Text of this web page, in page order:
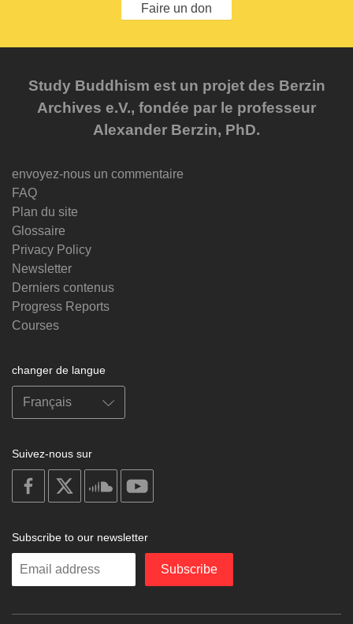
Faire un don
Study Buddhism est un projet des Berzin
Archives e.V., fondée par le professeur
Alexander Berzin, PhD.
envoyez-nous un commentaire
FAQ
Plan du site
Glossaire
Privacy Policy
Newsletter
Derniers contenus
Progress Reports
Courses
changer de langue
Suivez-nous sur
on
facebook
soundcloud
Subscribe to our newsletter
Enter
Subscribe